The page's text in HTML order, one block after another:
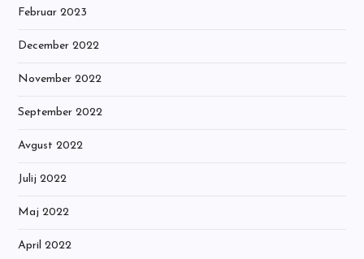
Februar 2023
December 2022
November 2022
September 2022
Avgust 2022
Julij 2022
Maj 2022
April 2022